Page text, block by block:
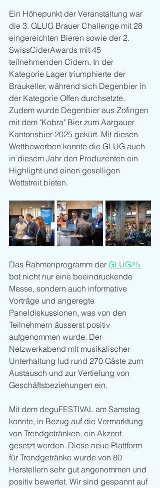
Ein Höhepunkt der Veranstaltung war
die 3. GLUG Brauer Challenge mit 28
eingereichten Bieren sowie der 2.
SwissCiderAwards mit 45
teilnehmenden Cidern. In der
Kategorie Lager triumphierte der
Braukeller, während sich Degenbier in
der Kategorie Offen durchsetzte.
Zudem wurde Degenbier aus Zofingen
mit dem "Kobra" Bier zum Aargauer
Kantonsbier 2025 gekürt. Mit diesen
Wettbewerben konnte die GLUG auch
in diesem Jahr den Produzenten ein
Highlight und einen geselligen
Wettstreit bieten.
Das Rahmenprogramm der GLUG25
bot nicht nur eine beeindruckende
Messe, sondern auch informative
Vorträge und angeregte
Paneldiskussionen, was von den
Teilnehmern äusserst positiv
aufgenommen wurde. Der
Netzwerkabend mit musikalischer
Unterhaltung lud rund 270 Gäste zum
Austausch und zur Vertiefung von
Geschäftsbeziehungen ein.
Mit dem deguFESTIVAL am Samstag
konnte, in Bezug auf die Vermarktung
von Trendgetränken, ein Akzent
gesetzt werden. Diese neue Plattform
für Trendgetränke wurde von 80
Herstellern sehr gut angenommen und
positiv bewertet. Wir sind gespannt auf